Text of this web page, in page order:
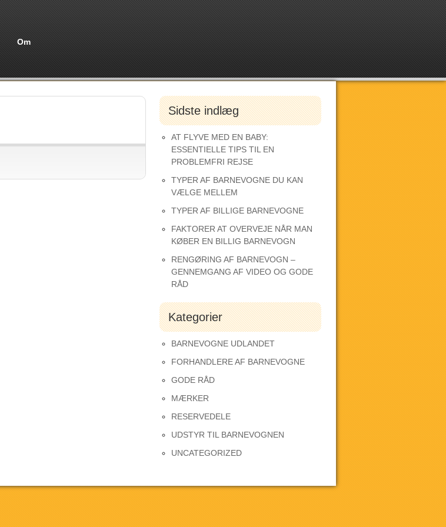
Om
Sidste indlæg
AT FLYVE MED EN BABY:
ESSENTIELLE TIPS TIL EN
PROBLEMFRI REJSE
TYPER AF BARNEVOGNE DU KAN
VÆLGE MELLEM
TYPER AF BILLIGE BARNEVOGNE
FAKTORER AT OVERVEJE NÅR MAN
KØBER EN BILLIG BARNEVOGN
RENGØRING AF BARNEVOGN –
GENNEMGANG AF VIDEO OG GODE
RÅD
Kategorier
BARNEVOGNE UDLANDET
FORHANDLERE AF BARNEVOGNE
GODE RÅD
MÆRKER
RESERVEDELE
UDSTYR TIL BARNEVOGNEN
UNCATEGORIZED